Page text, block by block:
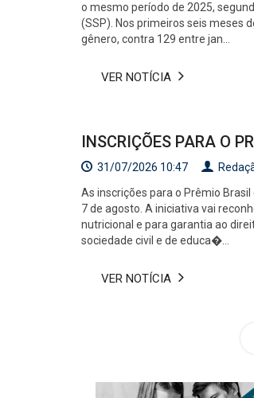
o mesmo período de 2025,
(SSP). Nos primeiros seis meses
gênero, contra 129 entre jan...
VER NOTÍCIA
INSCRIÇÕES PARA O
31/07/2026 10:47
As inscrições para o Prêmio
7 de agosto. A iniciativa vai
nutricional e para garantia ao
sociedade civil e de educa�...
VER NOTÍCIA